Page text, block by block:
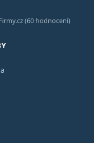
(60 hodnocení)